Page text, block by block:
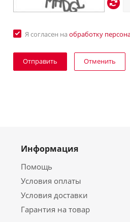
Я согласен наобработку
Отменить
Информация
Помощь
Условия оплаты
Условия доставки
Гарантия на товар